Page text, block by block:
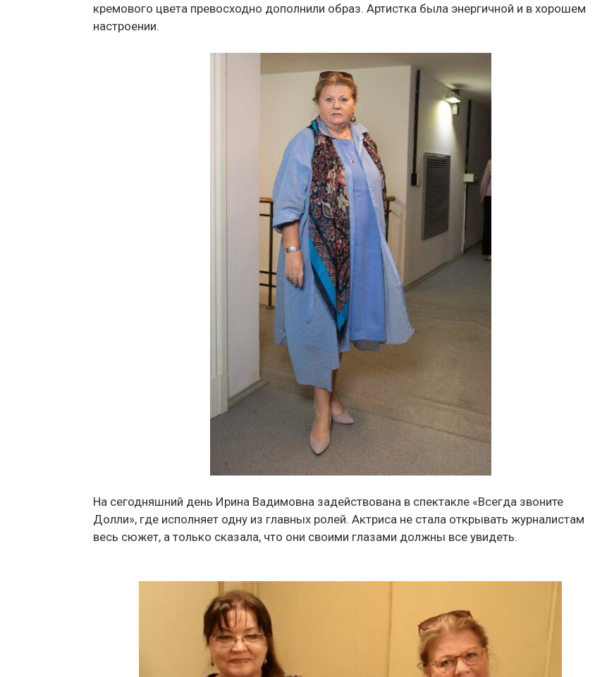
кремового цвета превосходно дополнили образ. Артистка была энергичной и в хорошем
настроении.
На сегодняшний день Ирина Вадимовна задействована в спектакле «Всегда звоните
Долли», где исполняет одну из главных ролей. Актриса не стала открывать журналистам
весь сюжет, а только сказала, что они своими глазами должны все увидеть.